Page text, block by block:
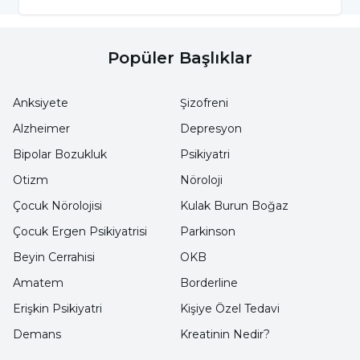
vücudunda olan östrojen hormonu nedeniyle
gerçekleşebilir. Pek çok vakada doğum sonrası
bu durum normale döner.
Yetişkinlerde ise 50 ila 70 yaşları arasında
yaygın olarak görülmektedir. Araştırmalara
göre bu yaş aralığında bulunan dört erkekten
Popüler Başlıklar
Anksiyete
Alzheimer
Bipolar Bozukluk
Otizm
Çocuk Nörolojisi
Şizofreni
Depresyon
Psikiyatri
Nöroloji
Kulak Burun Boğaz
Çocuk Ergen Psikiyatrisi
Beyin Cerrahisi
Amatem
Erişkin Psikiyatri
Demans
Parkinson
OKB
Borderline
Kişiye Özel Tedavi
Kreatinin Nedir?